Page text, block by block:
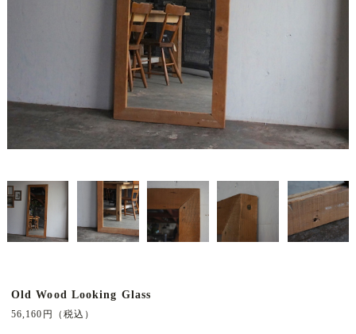
Old Wood Looking Glass
56,160円（税込）